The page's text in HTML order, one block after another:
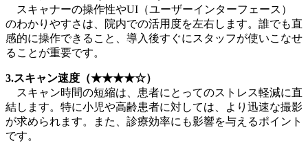
スキャナーの操作性やUI（ユーザーインターフェース）
のわかりやすさは、院内での活用度を左右します。誰でも直
感的に操作できること、導入後すぐにスタッフが使いこなせ
ることが重要です。
3.スキャン速度（★★★★☆）
スキャン時間の短縮は、患者にとってのストレス軽減に直
結します。特に小児や高齢患者に対しては、より迅速な撮影
が求められます。また、診療効率にも影響を与えるポイント
です。